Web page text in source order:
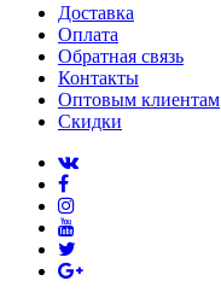
Доставка
Оплата
Обратная связь
Контакты
Оптовым клиентам
Скидки